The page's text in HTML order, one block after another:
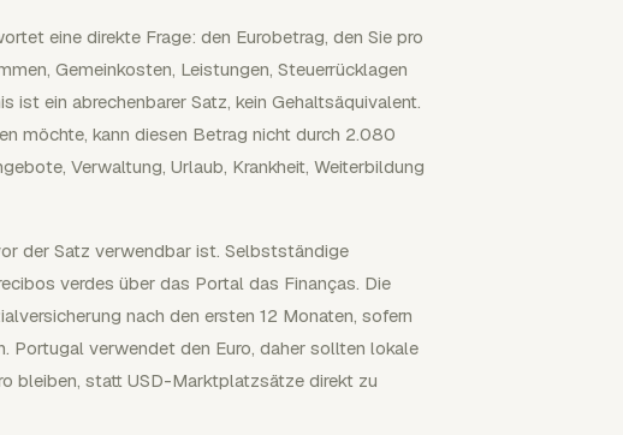
eine direkte Frage: den Eurobetrag, den Sie pro
Gemeinkosten, Leistungen, Steuerrücklagen
ist ein abrechenbarer Satz, kein Gehaltsäquivalent.
möchte, kann diesen Betrag nicht durch 2.080
Verwaltung, Urlaub, Krankheit, Weiterbildung
der Satz verwendbar ist. Selbstständige
verdes über das Portal das Finanças. Die
nach den ersten 12 Monaten, sofern
Portugal verwendet den Euro, daher sollten lokale
bleiben, statt USD-Marktplatzsätze direkt zu